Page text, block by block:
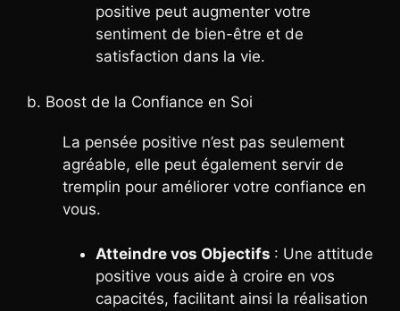
positive peut augmenter votre
sentiment de bien-être et de
satisfaction dans la vie.
b. Boost de la Confiance en Soi
La pensée positive n’est pas seulement
agréable, elle peut également servir de
tremplin pour améliorer votre confiance en
vous.
Atteindre vos Objectifs : Une attitude
positive vous aide à croire en vos
capacités, facilitant ainsi la réalisation